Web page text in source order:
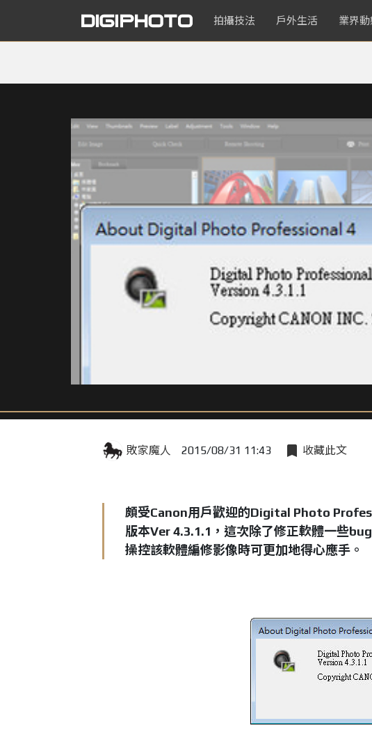
拍攝技法 戶外生活 業界動
敗家魔人 2015/08/31 11:43 收藏此文
頗受Canon用戶歡迎的Digital Photo
版本Ver 4.3.1.1，這次除了修正軟體一些
操控該軟體編修影像時可更加地得心應手。